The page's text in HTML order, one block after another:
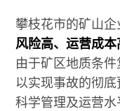
攀枝花市的矿山
风险高、运营成
由于矿区地质条
以实现事故的彻
科学管理及运营水